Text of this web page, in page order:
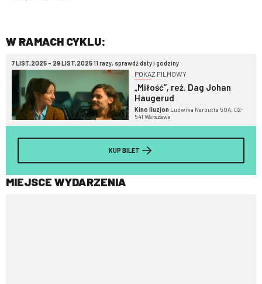
W RAMACH CYKLU:
7 LIST,2025 - 29 LIST,202511 razy, sprawdź daty i godziny
POKAZ FILMOWY
„Miłość”, reż. Dag Johan
Haugerud
Kino Iluzjon Ludwika Narbutta 50A, 02-
541 Warszawa
KUP BILET
MIEJSCE WYDARZENIA